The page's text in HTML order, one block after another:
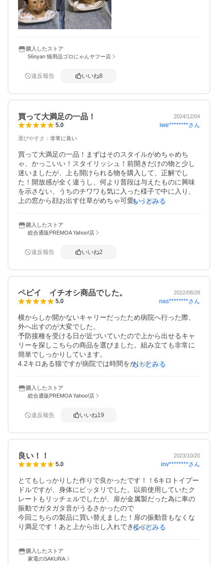
年1度のワクチン、健康診断、もしもの時にも使いやすい物
が一番です。
2匹一緒に入れられませんが飼い主が2往復すれば良い事で
す。
購入したストア
56nyan 猫用品ゴロにゃんヤフー店
違反報告 いいね8
買って大満足の一品！ 2024/12/04
5.0 iwe********さん
運びやすさ ： 非常に良い
買って大満足の一品！まずはそのスタイルがめちゃめち
ゃ、かっこいい！スタイリッシュ！前開きだけの物と少し
迷いましたが、上も開けられる物を購入して、正解でし
た！開放感が全く違うし、何より普段は与えたものに興味
を示さない、うちのチワワも気に入った様子で中に入り、
上の窓から顔お出す仕草がめちゃ可愛い！組み立ても説明
す。末永く大切に使わさせていただきます！ありがとうご
ざいました！
もっとみる
購入したストア
総合通販PREMOA Yahoo!店
違反報告 いいね2
ペピイ イチオシ商品でした。 2022/08/28
5.0 nas********さん
横からしか開かないキャリーだったため病院へ行った際、
外へ出すのが大変でした。
予防接種を受ける日が近づいていたので上から出せるキャ
リーを探しこちらの商品を選びました。組み立ても非常に
簡単でしっかりしています。
4.2キロある猫ですが病院では時間をかけずすぐに上から出
購入後　わかったことですが　「犬猫ペット用品通販のペ
ピイ」ではこちらの商品が「イチオシ」とありました。
暑い時期は底に冷んやりマット、寒い時期は暖かいマット
もっとみる
購入したストア
総合通販PREMOA Yahoo!店
違反報告 いいね19
良い！！ 2023/10/20
5.0 inv********さん
とてもしっかりした作りで良かったです！！6キロトイプー
ドルですが、身体にピッタリでした。以前使用していたク
レートもリッチェルでしたが、扉が金属製だった為に車の
振動でガタガタ音がうるさかったので
今回こちらの製品に買い替えました！扉の振動音もなくな
り満足です！あと上から出し入れできるので
白色を購入しましたが、シンプルで気に入りました。
もっとみる
購入したストア
家電のSAKURA